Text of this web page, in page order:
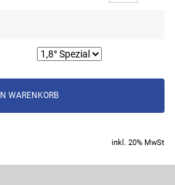
inkl. 20% MwSt